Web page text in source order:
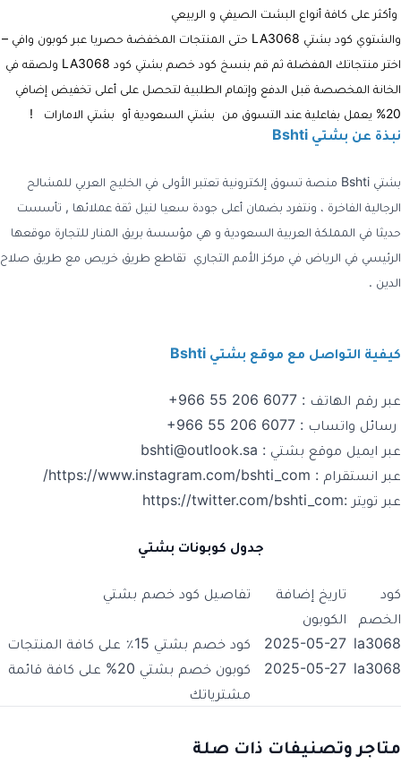
وأكثر على كافة أنواع البشت الصيفي و الربيعي
والشتوي كود بشتي LA3068
حتى المنتجات المخفضة حصريا عبر كوبون وافي –
اختر منتجاتك المفضلة ثم قم بنسخ كود خصم بشتي كود LA3068
ولصقه في
الخانة المخصصة قبل الدفع وإتمام الطلبية لتحصل على أعلى تخفيض إضافي
20% يعمل بفاعلية عند التسوق من
بشتي السعودية أو بشتي الامارات !
نبذة عن بشتي Bshti
بشتي Bshti منصة تسوق إلكترونية تعتبر الأولى
في الخليج العربي للمشالح
الرجالية الفاخرة ، ونتفرد بضمان أعلى جودة سعيا لنيل ثقة عملائها , تأسست
حديثا في المملكة العربية السعودية و هي مؤسسة بريق المنار للتجارة موقعها
الرئيسي في الرياض في مركز الأمم التجاري تقاطع طريق خريص مع طريق صلاح
الدين .
كيفية التواصل مع موقع بشتي Bshti
عبر رقم الهاتف : ‭+966 55 206 6077‬
رسائل واتساب : ‭+966 55 206 6077‬
عبر ايميل موقع بشتي : bshti@outlook.sa
عبر انستقرام : https://www.instagram.com/bshti_com/
عبر تويتر :https://twitter.com/bshti_com
جدول كوبونات بشتي
كود
الخصم
تاريخ إضافة
الكوبون
تفاصيل كود خصم بشتي
la3068
2025-05-27
كود خصم بشتي 15٪ على كافة المنتجات
la3068
2025-05-27
كوبون خصم بشتي 20% على كافة قائمة
مشترياتك
متاجر وتصنيفات ذات صلة